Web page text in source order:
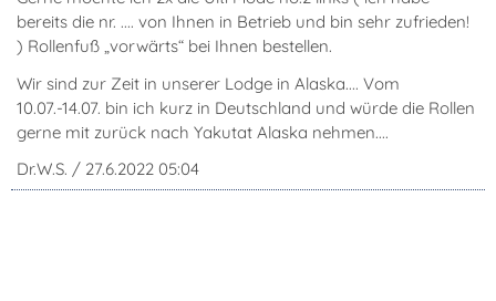
bereits die nr. .... von Ihnen in Betrieb und bin sehr zufrieden!
) Rollenfuß „vorwärts“ bei Ihnen bestellen.
Wir sind zur Zeit in unserer Lodge in Alaska.... Vom
10.07.-14.07. bin ich kurz in Deutschland und würde die Rollen
gerne mit zurück nach Yakutat Alaska nehmen....
Dr.W.S. / 27.6.2022 05:04